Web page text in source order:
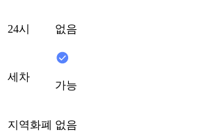
24시 없음
세차
가능
지역화폐 없음